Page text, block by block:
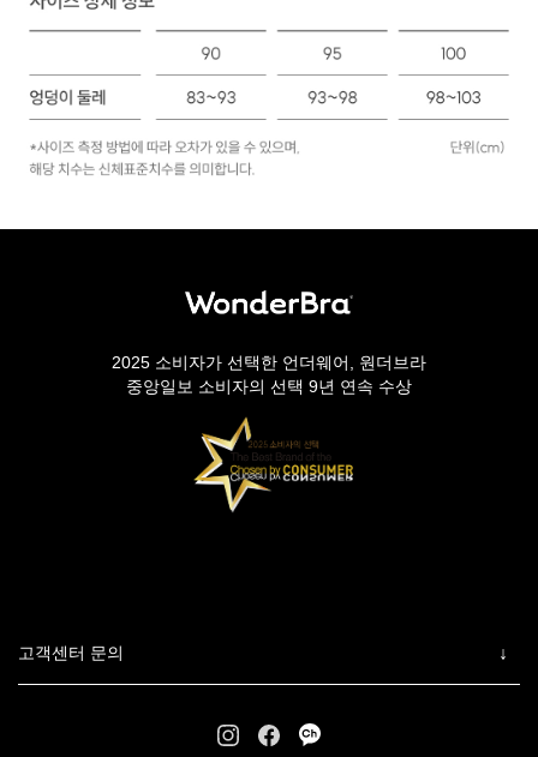
2025 소비자가 선택한 언더웨어, 원더브라
중앙일보 소비자의 선택 9년 연속 수상
고객센터 문의